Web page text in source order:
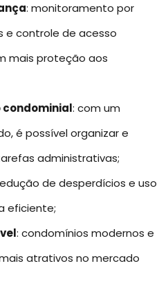
: monitoramento por
e controle de acesso
mais proteção aos
condominial: com um
é possível organizar e
administrativas;
de desperdícios e uso
eficiente;
: condomínios modernos e
atrativos no mercado